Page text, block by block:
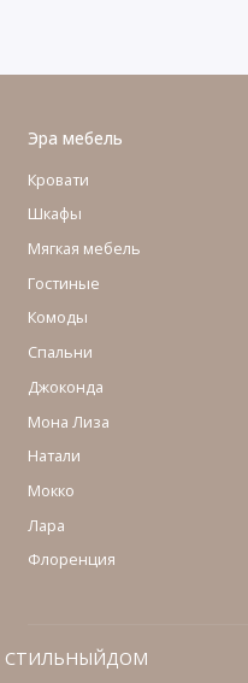
Эра мебель
Кровати
Шкафы
Мягкая мебель
Гостиные
Комоды
Cпальни
Джоконда
Мона Лиза
Натали
Мокко
Лара
Флоренция
СТИЛЬНЫЙДОМ